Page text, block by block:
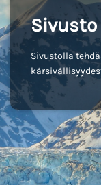
Sivustolla